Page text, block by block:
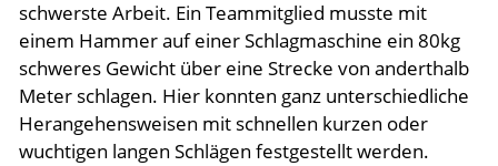
schwerste Arbeit. Ein Teammitglied musste mit
einem Hammer auf einer Schlagmaschine ein 80kg
schweres Gewicht über eine Strecke von anderthalb
Meter schlagen. Hier konnten ganz unterschiedliche
Herangehensweisen mit schnellen kurzen oder
wuchtigen langen Schlägen festgestellt werden.